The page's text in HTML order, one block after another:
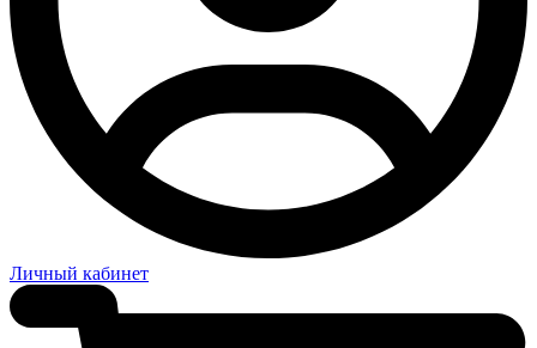
Личный кабинет